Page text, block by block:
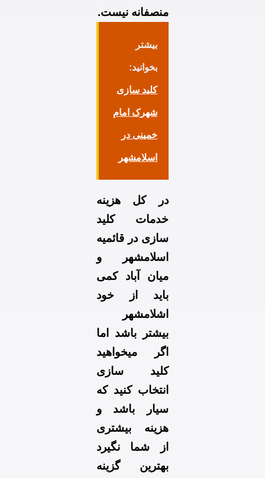
منصفانه نیست.
بیشتر
بخوانید:
کلید سازی
شهرک امام
خمینی در
اسلامشهر
در کل هزینه
خدماتکلید
سازی در قائمیه
اسلامشهر
و
میان آباد کمی
باید از خود
اشلامشهر
بیشتر باشد اما
اگر میخواهید
کلید سازی
انتخاب کنید که
سیار باشد و
هزینه بیشتری
از شما نگیرد
بهترین گزینه